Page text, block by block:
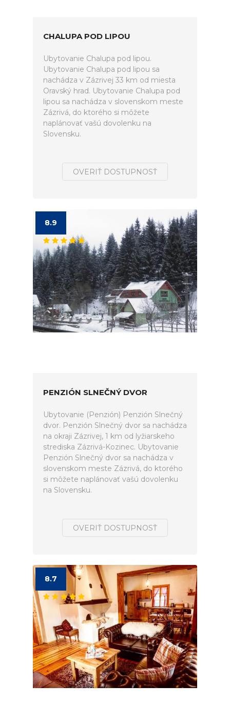
CHALUPA POD LIPOU
Ubytovanie Chalupa pod lipou.
Ubytovanie Chalupa pod lipou sa
nachádza v Zázrivej 33 km od miesta
Oravský hrad. Ubytovanie Chalupa pod
lipou sa nachádza v slovenskom meste
Zázrivá, do ktorého si môžete
naplánovať vašú dovolenku na
Slovensku.
OVERIŤ DOSTUPNOSŤ
8.9
PENZIÓN SLNEČNÝ DVOR
Ubytovanie (Penzión) Penzión Slnečný
dvor. Penzión Slnečný dvor sa nachádza
na okraji Zázrivej, 1 km od lyžiarskeho
strediska Zázrivá-Kozinec. Ubytovanie
Penzión Slnečný dvor sa nachádza v
slovenskom meste Zázrivá, do ktorého
si môžete naplánovať vašú dovolenku
na Slovensku.
OVERIŤ DOSTUPNOSŤ
8.7